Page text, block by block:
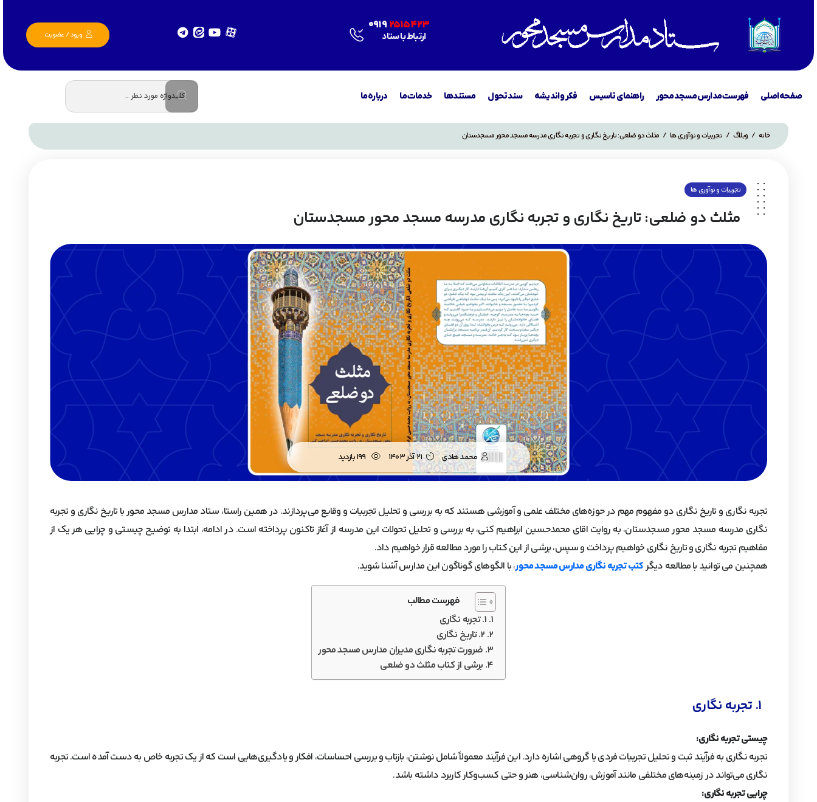
0919 2515423
ارتباط با ستاد ورود / عضویت
صفحه اصلی فهرست مدارس مسجد محور راهنمای تاسیس فکر و اندیشه سند تحول مستندها خدمات ما درباره ما
خانه / وبلاگ / تجربیات و نوآوری ها / مثلث دو ضلعی: تاریخ نگاری و تجربه نگاری مدرسه مسجد محور مسجدستان
تجربیات و نوآوری ها
مثلث دو ضلعی: تاریخ نگاری و تجربه نگاری مدرسه مسجد محور مسجدستان
21 آذر 1403 محمد هادی
تجربه نگاری و تاریخ‌ نگاری دو مفهوم مهم در حوزه‌های مختلف علمی و آموزشی هستند که به بررسی و تحلیل تجربیات و وقایع می‌پردازند. در همین راستا، ستاد مدارس مسجد محور با تاریخ نگاری و تجربه
نگاری مدرسه مسجد محور مسجدستان، به روایت اقای محمدحسین ابراهیم کنی، به بررسی و تحلیل تحولات این مدرسه از آغاز تاکنون پرداخته است. در ادامه، ابتدا به توضیح چیستی و چرایی هر یک از
مفاهیم تجربه نگاری و تاریخ نگاری خواهیم پرداخت و سپس، برشی از این کتاب را مورد مطالعه قرار خواهیم داد.
همچنین می توانید با مطالعه دیگرکتب تجربه نگاری مدارس مسجد محور، با الگوهای گوناگون این مدارس آشنا شوید.
فهرست مطالب
1. تجربه نگاری
2. تاریخ‌ نگاری
ضرورت تجربه نگاری مدیران مدارس مسجد محور
برشی از کتاب مثلث دو ضلعی
1. تجربه نگاری
چیستی تجربه نگاری:
تجربه نگاری به فرآیند ثبت و تحلیل تجربیات فردی یا گروهی اشاره دارد. این فرآیند معمولاً شامل نوشتن، بازتاب و بررسی احساسات، افکار و یادگیری‌هایی است که از یک تجربه خاص به دست آمده است. تجربه
نگاری می‌تواند در زمینه‌های مختلفی مانند آموزش، روان‌شناسی، هنر و حتی کسب‌وکار کاربرد داشته باشد.
چرایی تجربه نگاری: